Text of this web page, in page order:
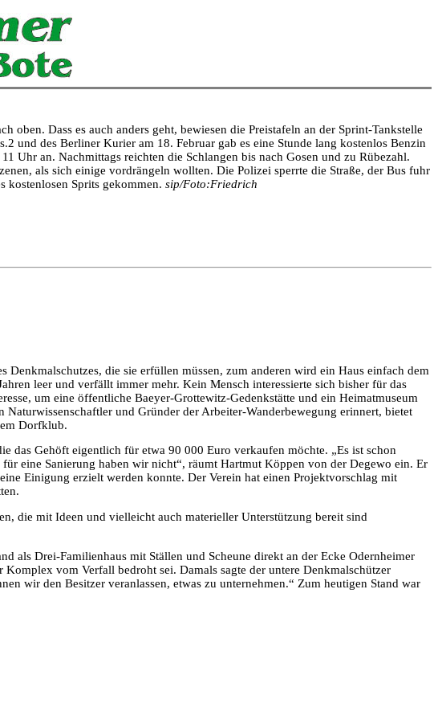
oben. Dass es auch anders geht, bewiesen die Preistafeln an der Sprint-Tankstelle
und des Berliner Kurier am 18. Februar gab es eine Stunde lang kostenlos Benzin
Uhr an. Nachmittags reichten die Schlangen bis nach Gosen und zu Rübezahl.
als sich einige vordrängeln wollten. Die Polizei sperrte die Straße, der Bus fuhr
kostenlosen Sprits gekommen. sip/Foto:Friedrich
die sie erfüllen müssen, zum anderen wird ein Haus einfach dem
leer und verfällt immer mehr. Kein Mensch interessierte sich bisher für das
um eine öffentliche Baeyer-Grottewitz-Gedenkstätte und ein Heimatmuseum
und Gründer der Arbeiter-Wanderbewegung erinnert, bietet
Dorfklub.
das Gehöft eigentlich für etwa 90 000 Euro verkaufen möchte. „Es ist schon
eine Sanierung haben wir nicht“, räumt Hartmut Köppen von der Degewo ein. Er
Einigung erzielt werden konnte. Der Verein hat einen Projektvorschlag mit
die mit Ideen und vielleicht auch materieller Unterstützung bereit sind
als Drei-Familienhaus mit Ställen und Scheune direkt an der Ecke Odernheimer
vom Verfall bedroht sei. Damals sagte der untere Denkmalschützer
wir den Besitzer veranlassen, etwas zu unternehmen.“ Zum heutigen Stand war